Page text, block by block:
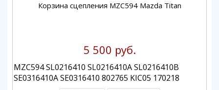
Корзина сцепления MZC594 Mazda Titan
5 500 руб.
MZC594 SL0216410 SL0216410A SL0216410B
SE0316410A SE0316410 802765 KIC05 170218